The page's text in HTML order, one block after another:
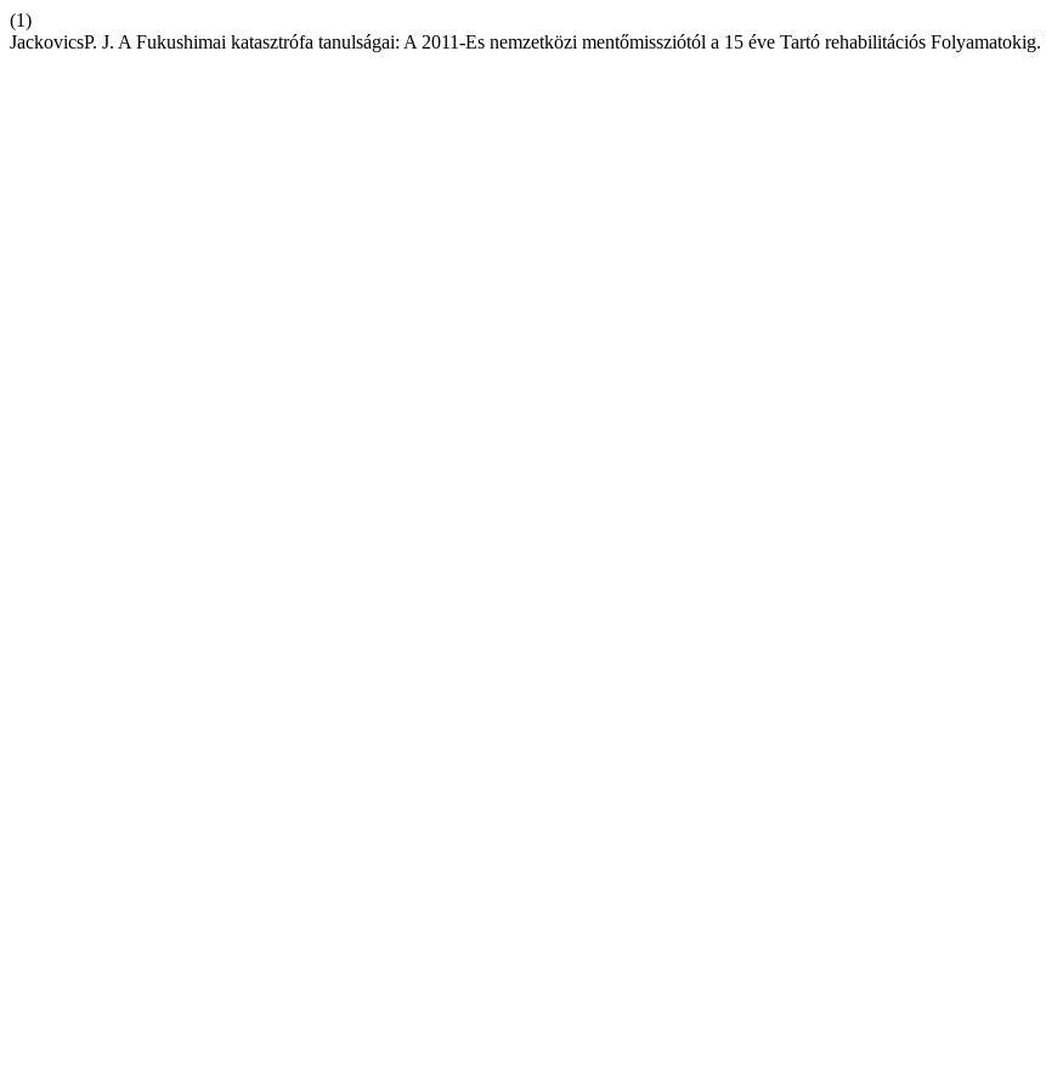
(1)
JackovicsP. J. A Fukushimai katasztrófa tanulságai: A 2011-Es nemzetközi mentőmissziótól a 15 éve Tartó rehabilitációs Folyamatokig.